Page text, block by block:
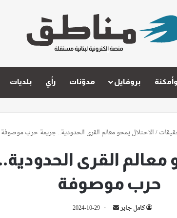
بروفايل مدوّنات رأي بلديات
/الاحتلال يمحو معالم القرى الحدودية.. جريمة حرب موصوفة
معالم القرى
حرب موصوفة
كامل جابر
أرسل 2024-10-29